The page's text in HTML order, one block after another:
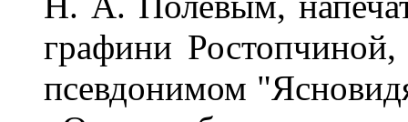
графини
псевдонимом